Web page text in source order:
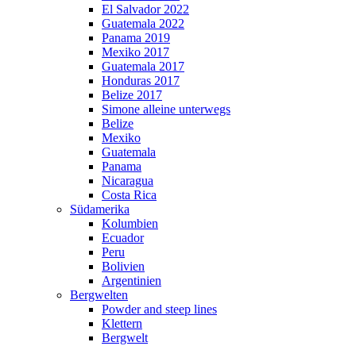
El Salvador 2022
Guatemala 2022
Panama 2019
Mexiko 2017
Guatemala 2017
Honduras 2017
Belize 2017
Simone alleine unterwegs
Belize
Mexiko
Guatemala
Panama
Nicaragua
Costa Rica
Südamerika
Kolumbien
Ecuador
Peru
Bolivien
Argentinien
Bergwelten
Powder and steep lines
Klettern
Bergwelt